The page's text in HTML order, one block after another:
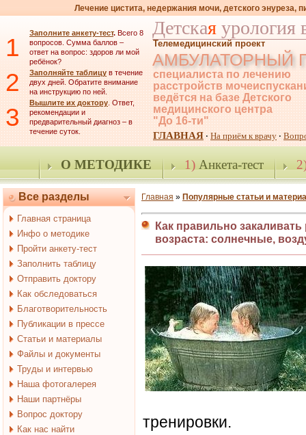
Лечение цистита, недержания мочи, детского энуреза,
1 Заполните анкету-тест. Всего 8
вопросов. Сумма баллов –
ответ на вопрос: здоров ли мой
ребёнок?
2 Заполняйте таблицу в течение
двух дней. Обратите внимание
на инструкцию по ней.
3 Вышлите их доктору. Ответ,
рекомендации и
предварительный диагноз – в
течение суток.
Детская урология
Телемедицинский проект
АМБУЛАТОРНЫЙ
специалиста по лечению
расстройств
ведётся на базе Детского
медицинского центра
"До 16-ти"
ГЛАВНАЯ · На приём к врачу ·
О МЕТОДИКЕ 1)Анкета-тест
Все разделы
Главная страница
Инфо о методике
Пройти анкету-тест
Заполнить таблицу
Отправить доктору
Как обследоваться
Благотворительность
Публикации в прессе
Статьи и материалы
Файлы и документы
Труды и интервью
Наша фотогалерея
Наши партнёры
Вопрос доктору
Как нас найти
Главная » Популярные статьи и
Как правильно
возраста: солнечные,
тренировки.